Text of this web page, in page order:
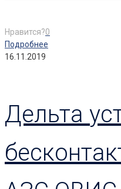
Нравится?0
Подробнее
16.11.2019
Дельта